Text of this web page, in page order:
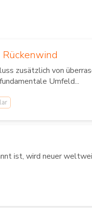
zusätzlich von
Umfeld...
ist, wird neuer